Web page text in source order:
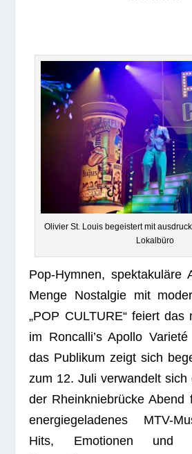
Oli­vier St. Louis begeis­tert mit
Lokalbüro
Pop-Hym­nen, spek­ta­ku­läre
Menge Nost­al­gie mit
„POP CULTURE“ fei­ert das
im Roncalli’s Apollo
das Publi­kum zeigt sich
zum 12. Juli ver­wan­delt sich
der Rhein­knie­brü­cke Abend
ener­gie­ge­la­de­nes MTV-
Hits, Emo­tio­nen und